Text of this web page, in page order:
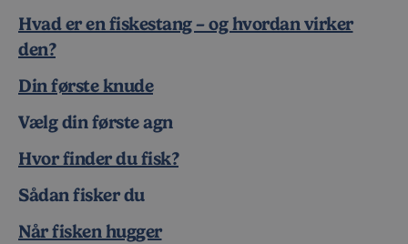
Hvad er en fiskestang – og hvordan virker
den?
Din første knude
Vælg din første agn
Hvor finder du fisk?
Sådan fisker du
Når fisken hugger